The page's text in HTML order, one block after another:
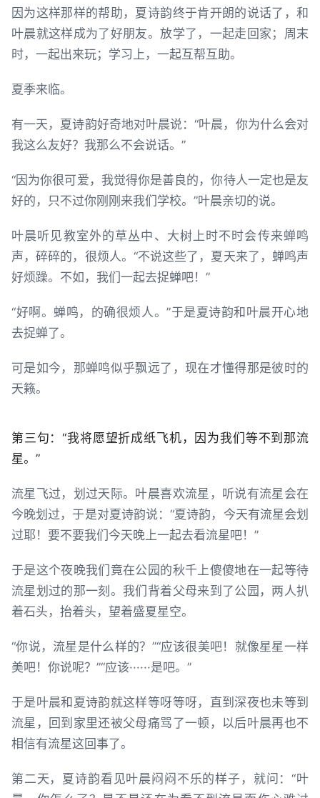
因为这样那样的帮助，夏诗韵终于肯开朗的说话了，和
叶晨就这样成为了好朋友。放学了，一起走回家；周末
时，一起出来玩；学习上，一起互帮互助。
夏季来临。
有一天，夏诗韵好奇地对叶晨说：“叶晨，你为什么会对
我这么友好？我那么不会说话。”
“因为你很可爱，我觉得你是善良的，你待人一定也是友
好的，只不过你刚刚来我们学校。”叶晨亲切的说。
叶晨听见教室外的草丛中、大树上时不时会传来蝉鸣
声，碎碎的，很烦人。“不说这些了，夏天来了，蝉鸣声
好烦躁。不如，我们一起去捉蝉吧！”
“好啊。蝉鸣，的确很烦人。”于是夏诗韵和叶晨开心地
去捉蝉了。
可是如今，那蝉鸣似乎飘远了，现在才懂得那是彼时的
天籁。
第三句：“我将愿望折成纸飞机，因为我们等不到那流
星。”
流星飞过，划过天际。叶晨喜欢流星，听说有流星会在
今晚划过，于是对夏诗韵说：“夏诗韵，今天有流星会划
过耶！要不要我们今天晚上一起去看流星吧！”
于是这个夜晚我们竟在公园的秋千上傻傻地在一起等待
流星划过的那一刻。我们背着父母来到了公园，两人扒
着石头，抬着头，望着盛夏星空。
“你说，流星是什么样的？”“应该很美吧！就像星星一样
美吧！你说呢？”“应该······是吧。”
于是叶晨和夏诗韵就这样等呀等呀，直到深夜也未等到
流星，回到家里还被父母痛骂了一顿，以后叶晨再也不
相信有流星这回事了。
第二天，夏诗韵看见叶晨闷闷不乐的样子，就问：“叶